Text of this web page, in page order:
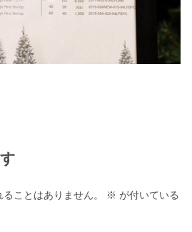
ことはありません。 ※ が付いている